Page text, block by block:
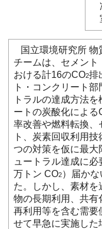
国立環境研究所 物
チームは、セメント
おける計16のCO2排
ト・コンクリート
トラルの達成方法
ートの炭酸化による
率改善や燃料転換、
ト、炭素回収利用
つの対策を仮に最大
ュートラル達成に
万トン CO2）届かな
た。しかし、素材
物の長期利用、共有
再利用等を含む需要
せて早急に実施した